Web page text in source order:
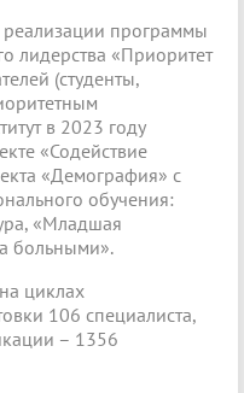
реализации программы
лидерства «Приоритет
(студенты,
в 2023 году
«Содействие
«Демография» с
обучения:
«Младшая
больными».
циклах
106 специалиста,
– 1356